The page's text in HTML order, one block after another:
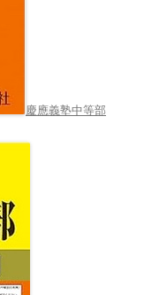
慶應義塾中等部